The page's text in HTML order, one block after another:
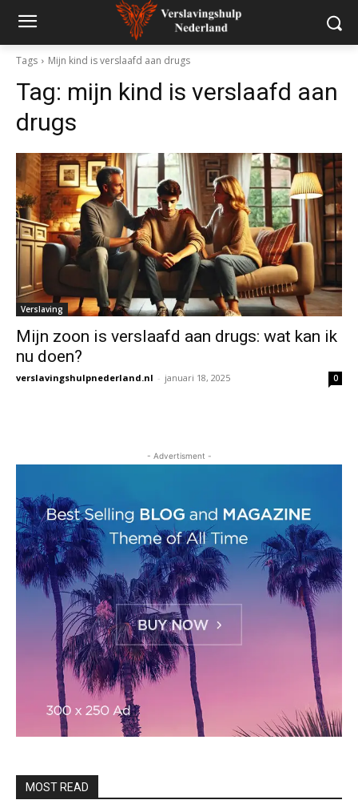
Tags Mijn kind is verslaafd aan drugs
Tag: mijn kind is verslaafd aan
drugs
Verslaving
Mijn zoon is verslaafd aan drugs: wat kan ik
nu doen?
verslavingshulpnederland.nl - januari 18, 2025 0
- Advertisment -
MOST READ